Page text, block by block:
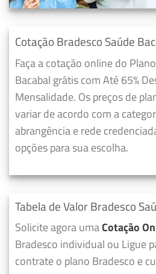
Cotação Bradesco Saúde
Faça a cotação online do
Bacabal grátis com Até 65%
Mensalidade. Os preços de
variar de acordo com a
abrangência e rede
opções para sua escolha.
Tabela de Valor Bradesco
Solicite agora umaCotação
Bradesco individual ou Ligue
contrate o plano Bradesco e